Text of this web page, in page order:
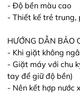
- Độ bền màu cao
- Thiết kế trẻ trung,
HƯỚNG DẪN BẢO
- Khi giặt không
- Giặt máy với chu
tay để giữ độ bền)
- Nên kết hợp nước